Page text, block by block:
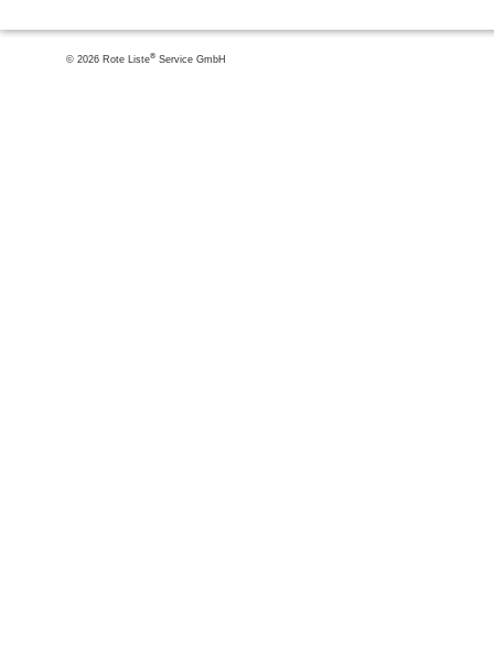
© 2026 Rote Liste® Service GmbH